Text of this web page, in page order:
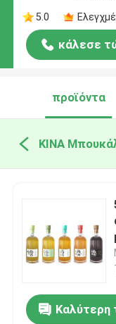
5.0
κάλεσε
προϊόντα
ΚΙΝΑ
Καλύτερη